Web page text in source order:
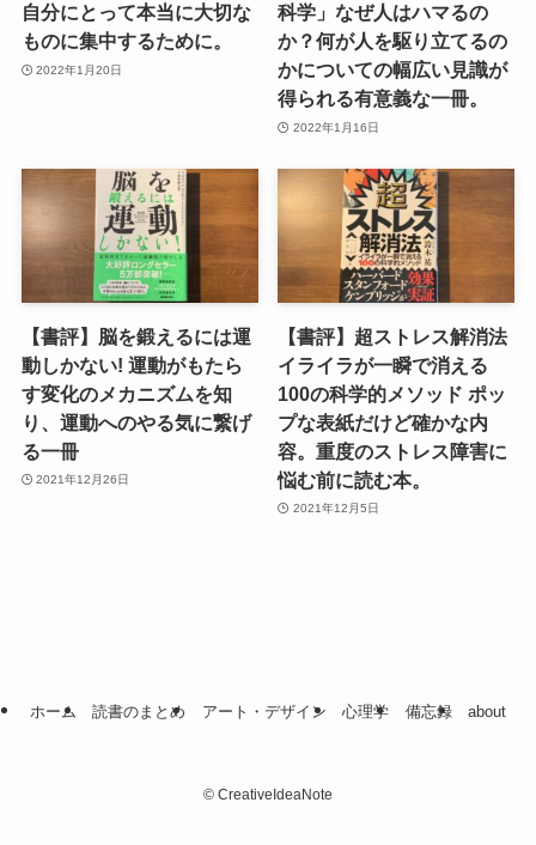
自分にとって本当に大切な
ものに集中するために。
2022年1月20日
科学」なぜ人はハマるの
か？何が人を駆り立てるの
かについての幅広い見識が
得られる有意義な一冊。
2022年1月16日
【書評】脳を鍛えるには運
動しかない! 運動がもたら
す変化のメカニズムを知
り、運動へのやる気に繋げ
る一冊
2021年12月26日
【書評】超ストレス解消法
イライラが一瞬で消える
100の科学的メソッド ポッ
プな表紙だけど確かな内
容。重度のストレス障害に
悩む前に読む本。
2021年12月5日
ホーム 読書のまとめ アート・デザイン 心理学 備忘録 about
© CreativeIdeaNote